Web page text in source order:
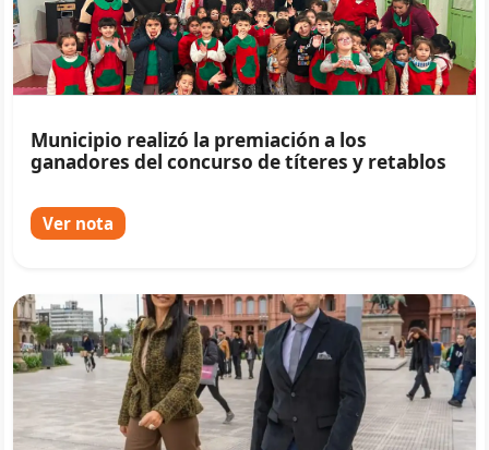
Municipio realizó la premiación a los
ganadores del concurso de títeres y retablos
Ver nota